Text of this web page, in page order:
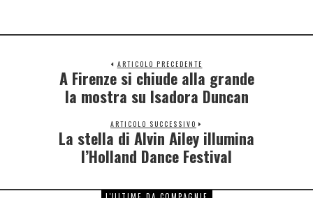
ARTICOLO PRECEDENTE
A Firenze si chiude alla grande
la mostra su Isadora Duncan
ARTICOLO SUCCESSIVO
La stella di Alvin Ailey illumina
l’Holland Dance Festival